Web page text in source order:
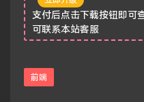
支付后点击下载按钮即可
可联系本站客服
前端